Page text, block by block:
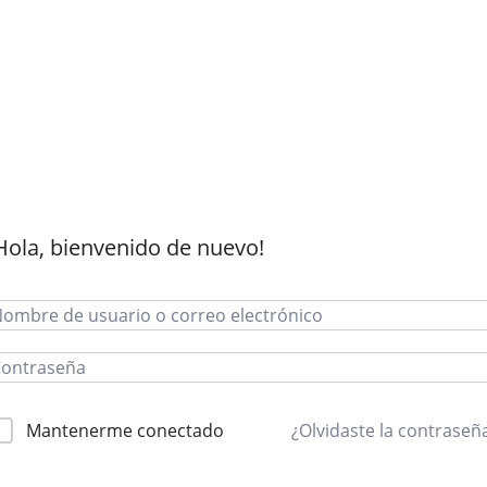
bienvenido de nuevo!
Mantenerme conectado ¿Olvidaste la